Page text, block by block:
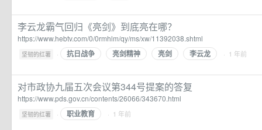
李云龙霸气回归《亮剑》到底亮在哪？
https://www.hebtv.com/0/0rmhlm/qy/ms/xw/11392038.shtml
坚韧的红薯 · 抗日战争 亮剑精神 亮剑 李云龙 · 1 年前
对市政协九届五次会议第344号提案的答复
https://www.pds.gov.cn/contents/26066/343670.html
坚韧的红薯 · 职业教育 · 1 年前